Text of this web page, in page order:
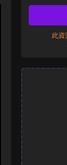
此資